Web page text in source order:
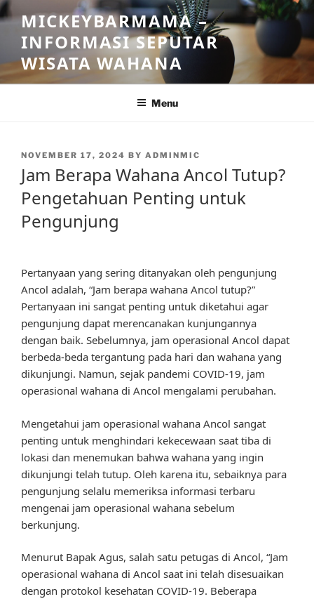
Skip
to
content
MICKEYBARMAMA –
INFORMASI SEPUTAR
WISATA WAHANA
Menu
POSTED
NOVEMBER 17, 2024 BY ADMINMIC
Jam Berapa Wahana Ancol Tutup?
Pengetahuan Penting untuk
Pengunjung
Pertanyaan yang sering ditanyakan oleh pengunjung
Ancol adalah, “Jam berapa wahana Ancol tutup?”
Pertanyaan ini sangat penting untuk diketahui agar
pengunjung dapat merencanakan kunjungannya
dengan baik. Sebelumnya, jam operasional Ancol dapat
berbeda-beda tergantung pada hari dan wahana yang
dikunjungi. Namun, sejak pandemi COVID-19, jam
operasional wahana di Ancol mengalami perubahan.
Mengetahui jam operasional wahana Ancol sangat
penting untuk menghindari kekecewaan saat tiba di
lokasi dan menemukan bahwa wahana yang ingin
dikunjungi telah tutup. Oleh karena itu, sebaiknya para
pengunjung selalu memeriksa informasi terbaru
mengenai jam operasional wahana sebelum
berkunjung.
Menurut Bapak Agus, salah satu petugas di Ancol, “Jam
operasional wahana di Ancol saat ini telah disesuaikan
dengan protokol kesehatan COVID-19. Beberapa